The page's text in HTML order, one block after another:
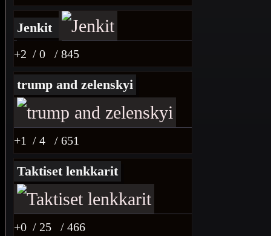
Jenkit
+2 / 0 / 845
trump and zelenskyi
+1 / 4 / 651
Taktiset lenkkarit
+0 / 25 / 466